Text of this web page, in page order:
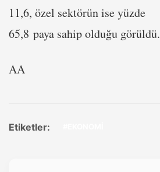
11,6, özel sektörün ise yüzde
65,8 paya sahip olduğu görüldü.
AA
Etiketler: